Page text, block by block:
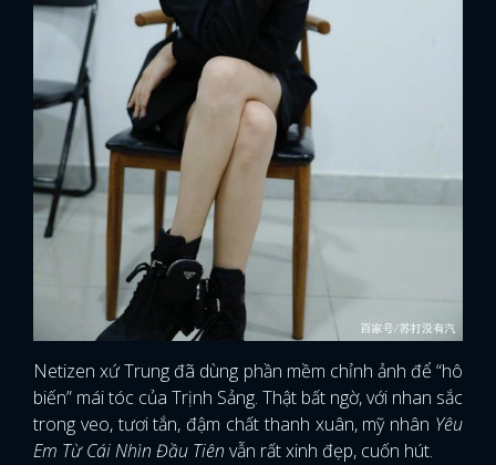
Netizen xứ Trung đã dùng phần mềm chỉnh ảnh để “hô
biến” mái tóc của Trịnh Sảng. Thật bất ngờ, với nhan sắc
trong veo, tươi tắn, đậm chất thanh xuân, mỹ nhân Yêu
Em Từ Cái Nhìn Đầu Tiên vẫn rất xinh đẹp, cuốn hút.